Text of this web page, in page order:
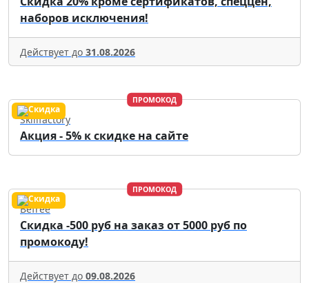
наборов исключения!
Действует до 31.08.2026
ПРОМОКОД
Skillfactory
Акция - 5% к скидке на сайте
ПРОМОКОД
Befree
Скидка -500 руб на заказ от 5000 руб по
промокоду!
Действует до 09.08.2026